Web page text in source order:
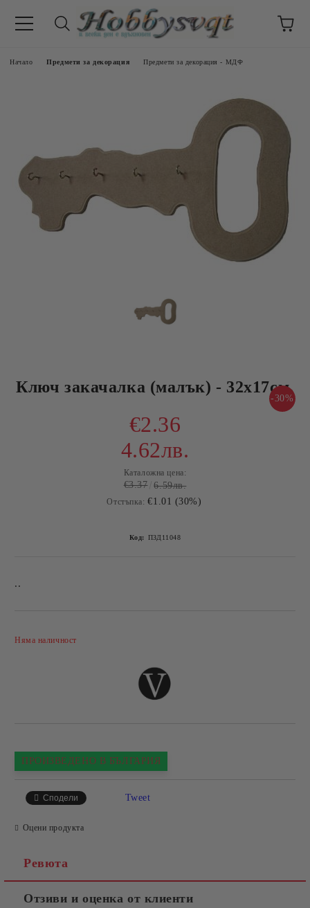
Начало Предмети за декорация Предмети за декорация - МДФ
Ключ закачалка (малък) - 32х17см.
-30%
€2.36
4.62лв.
Каталожна цена:
€3.37 6.59лв.
Отстъпка: €1.01 (30%)
Код: ПЗД11048
..
Няма наличност
ПРОИЗВЕДЕНО В БЪЛГАРИЯ
Сподели Tweet
Оцени продукта
Ревюта
Отзиви и оценка от клиенти